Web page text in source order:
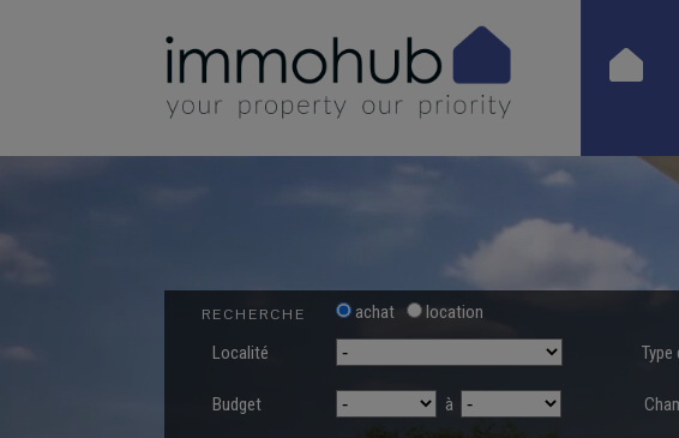
RECHERCHE achat
location
Localité
Type
Budget à